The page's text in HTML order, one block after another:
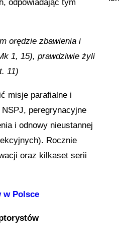
odpowiadając tym
orędzie zbawienia i
1, 15), prawdziwie żyli
11)
misje parafialne i
peregrynacyjne
i odnowy nieustannej
Rocznie
oraz kilkaset serii
w Polsce